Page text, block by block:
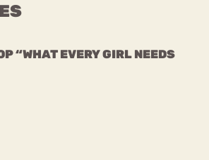
“WHAT EVERY GIRL NEEDS